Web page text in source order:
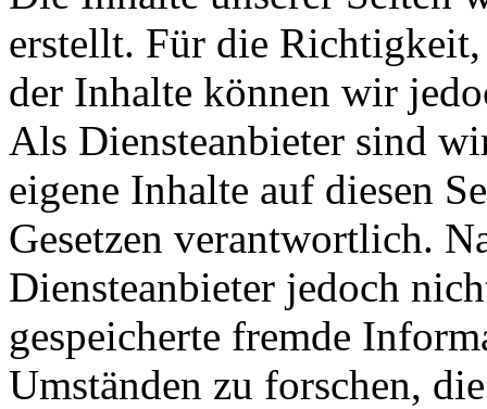
erstellt. Für die
der Inhalte können wir
Als Diensteanbieter sind
eigene Inhalte auf diesen
Gesetzen verantwortlich.
Diensteanbieter jedoch
gespeicherte fremde
Umständen zu forschen,